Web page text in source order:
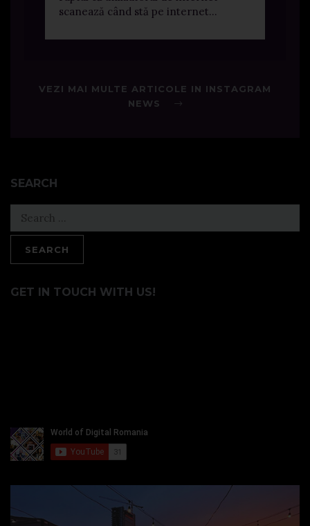
scanează când stă pe internet...
VEZI MAI MULTE ARTICOLE IN INSTAGRAM
NEWS
SEARCH
Search
for:
GET IN TOUCH WITH US!